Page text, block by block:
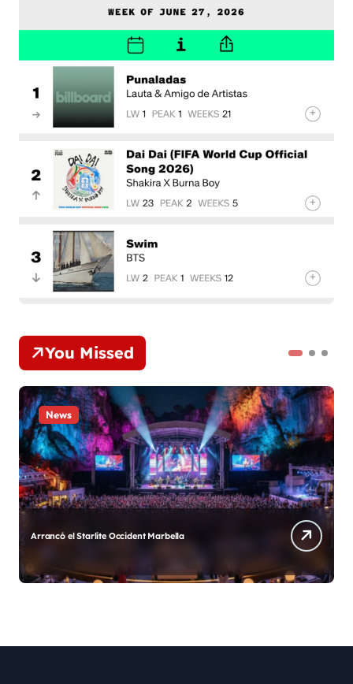
You Missed
News
Cartagena tendrá la mejor fiesta de Fin de Año en
Colombia